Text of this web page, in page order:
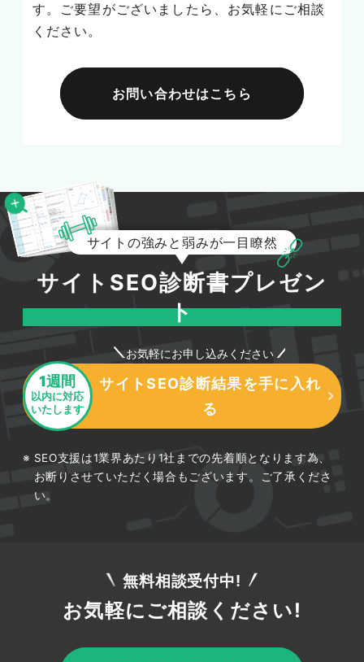
す。ご要望がございましたら、お気軽にご相談
ください。
お問い合わせはこちら
サイトの強みと弱みが一目瞭然
サイトSEO診断書プレゼン
ト
お気軽にお申し込みください
1週間
以内に対応
いたします
サイトSEO診断結果を手に入れ
る
SEO支援は1業界あたり1社までの先着順となります為、
お断りさせていただく場合もございます。ご了承くださ
い。
無料相談受付中!
お気軽にご相談ください!